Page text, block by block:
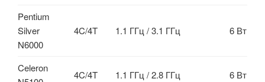
Pentium
Silver
N6000
4C/4T 1.1 ГГц / 3.1 ГГц 6 Вт
Celeron
4C/4T 1.1 ГГц / 2.8 ГГц 6 Вт